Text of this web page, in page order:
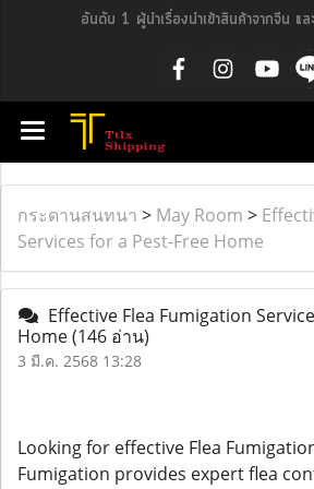
อันดับ 1 ผู้นำเรื่องนำเข้าสินค้าจากจีน แ
กระดานสนทนา > May Room >
Services for a Pest-Free Home
Effective Flea Fumigation
Home(146 อ่าน)
3 มี.ค. 2568 13:28
Looking for effective Flea
Fumigation provides expert flea